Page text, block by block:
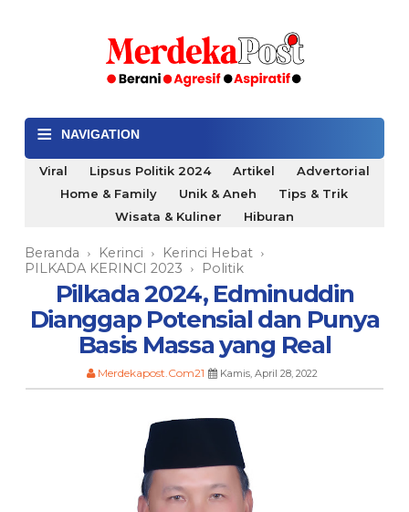
≡ NAVIGATION
Viral Lipsus Politik 2024 Artikel
Advertorial
Home & Family
Unik & Aneh
Tips & Trik
Wisata & Kuliner
Hiburan
Beranda › Kerinci › Kerinci Hebat ›
PILKADA KERINCI 2023 › Politik
Pilkada 2024, Edminuddin
Dianggap Potensial dan Punya
Basis Massa yang Real
Merdekapost.Com21 Kamis, April 28, 2022